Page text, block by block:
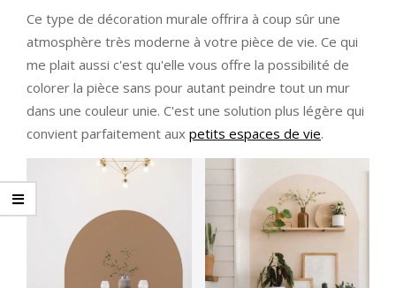
Ce type de décoration murale offrira à coup sûr une
atmosphère très moderne à votre pièce de vie. Ce qui
me plait aussi c'est qu'elle vous offre la possibilité de
colorer la pièce sans pour autant peindre tout un mur
dans une couleur unie. C'est une solution plus légère qui
convient parfaitement aux petits espaces de vie.